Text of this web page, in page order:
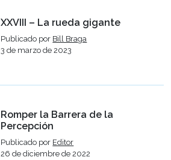
XXVIII – La rueda gigante
Publicado por Bill Braga
3 de marzo de 2023
Romper la Barrera de la
Percepción
Publicado por Editor
26 de diciembre de 2022